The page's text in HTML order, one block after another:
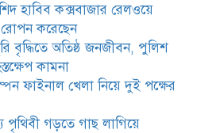
এক্সপ্রেস ট্রেনে রেলওয়ে জেলা
টিমের বিশেষ অভিযানে রতন লাল
৫০ বোতল কোডিন যুক্ত
গ্রেফতার
বিএনপি নেত্রীর বিরুদ্ধে জমি ও
দখলের চেষ্টার অভিযোগে সংবাদ
হাবিব কক্সবাজার রেলওয়ে
রোপন করেছেন
বৃদ্ধিতে অতিষ্ঠ জনজীবন, পুলিশ
কামনা
ফাইনাল খেলা নিয়ে দুই পক্ষের
পৃথিবী গড়তে গাছ লাগিয়ে